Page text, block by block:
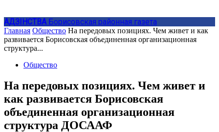
АДЗIНСТВА Борисовская районная газета
Главная Общество На передовых позициях. Чем живет и как
развивается Борисовская объединенная организационная
структура...
Общество
На передовых позициях. Чем живет и
как развивается Борисовская
объединенная организационная
структура ДОСААФ